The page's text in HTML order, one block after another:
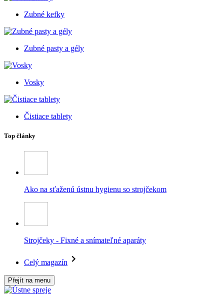
Zubné kefky
Zubné pasty a gély
Vosky
Čistiace tablety
Top články
Ako na sťaženú ústnu hygienu so strojčekom
Strojčeky - Fixné a snímateľné aparáty
Celý magazín
Přejít na menu